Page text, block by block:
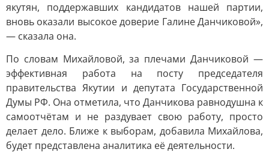
якутян, поддержавших кандидатов нашей партии,
вновь оказали высокое доверие Галине Данчиковой»,
— сказала она.
По словам Михайловой, за плечами Данчиковой —
эффективная работа на посту председателя
правительства Якутии и депутата Государственной
Думы РФ. Она отметила, что Данчикова равнодушна к
самоотчётам и не раздувает свою работу, просто
делает дело. Ближе к выборам, добавила Михайлова,
будет представлена аналитика её деятельности.